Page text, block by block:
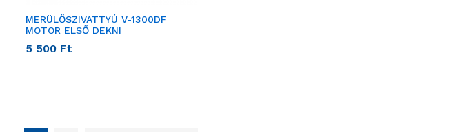
MERÜLŐSZIVATTYÚ V-1300DF
MOTOR ELSŐ DEKNI
5 500 Ft